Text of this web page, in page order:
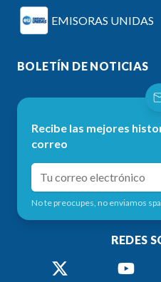
EMISORAS UNIDAS
BOLETÍN DE NOTICIAS
Recibe las mejores
correo
No te preocupes, no enviamos
REDES